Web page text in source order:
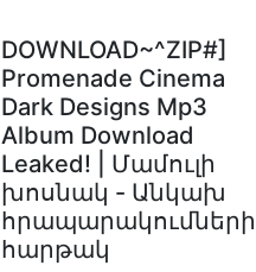
DOWNLOAD~^ZIP#]
Promenade Cinema
Dark Designs Mp3
Album Download
Leaked! | Մամուլի
խոսնակ - Անկախ
հրապարակումների
հարթակ